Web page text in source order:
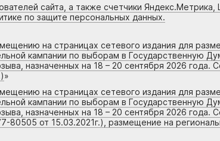
сайта, а также счетчики Яндекс.Метрика,
по защите персональных данных.
на страницах сетевого издания для
кампании по выборам в Государственную
назначенных на 18 – 20 сентября 2026 года.
»
на страницах сетевого издания для
кампании по выборам в Государственную
назначенных на 18 – 20 сентября 2026 года.
80505 от 15.03.2021г.), размещение на